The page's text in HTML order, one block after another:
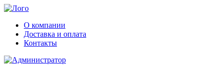
О компании
Доставка и оплата
Контакты